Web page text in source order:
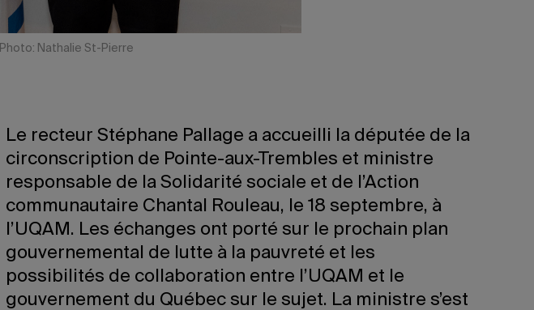
Photo: Nathalie St-Pierre
Le recteur Stéphane Pallage a accueilli la députée de la
circonscription de Pointe-aux-Trembles et ministre
responsable de la Solidarité sociale et de l’Action
communautaire Chantal Rouleau, le 18 septembre, à
l’UQAM. Les échanges ont porté sur le prochain plan
gouvernemental de lutte à la pauvreté et les
possibilités de collaboration entre l’UQAM et le
gouvernement du Québec sur le sujet. La ministre s’est